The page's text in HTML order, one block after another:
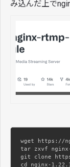
み込んだ上で
wget https://
tar zxvf
git clone
cd nginx-